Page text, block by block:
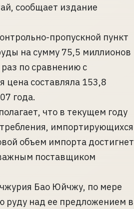
сообщает издание
пропускной пункт
на сумму 75,5 миллионов
по сравнению с
цена составляла 153,8
года.
что в текущем году
импортирующихся
объем импорта достигнет
поставщиком
Бао Юйчжу, по мере
руду над ее предложением в